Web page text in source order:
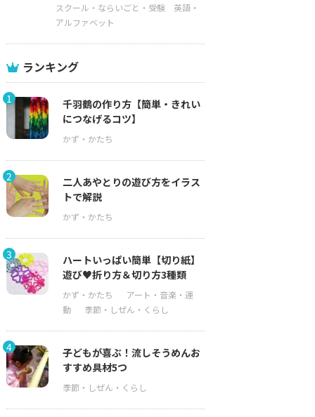
スクール・ならいごと・受験
英語・
アルファベット
ランキング
1
千羽鶴の作り方【簡単・きれい
につなげるコツ】
2
二人あやとりの遊び方をイラス
トで解説
3
ハートいっぱい簡単【切り紙】
遊び♥折り方＆切り方3種類
4
子どもが喜ぶ！流しそうめんお
すすめ具材5つ